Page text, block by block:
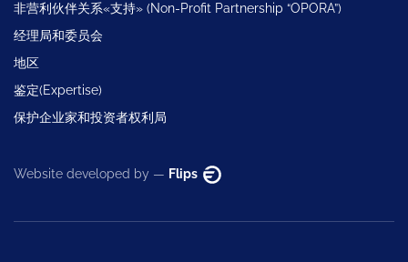
非营利伙伴关系«支持» (Non-Profit Partnership “OPORA”)
经理局和委员会
地区
鉴定(Expertise)
保护企业家和投资者权利局
Website developed by — Flips